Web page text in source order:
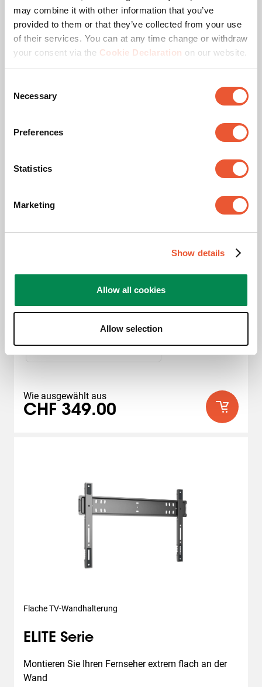
may combine it with other information that you’ve
provided to them or that they’ve collected from your use
of their services. You can at any time change or withdraw
your consent via the Cookie Declaration on our website.
Selection
Necessary
Preferences
Statistics
Marketing
Show details
Allow all cookies
Allow selection
Schwenkbare TV-Wandhalterung
COMFORT Serie
Familienleben
(187)
Maximale Drehung:
Wie ausgewählt aus
CHF 349.00
Flache TV-Wandhalterung
ELITE Serie
Montieren Sie Ihren Fernseher extrem flach an der
Wand